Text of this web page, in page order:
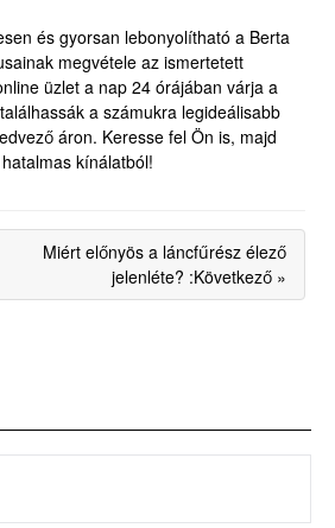
és gyorsan lebonyolítható a Berta
megvétele az ismertetett
üzlet a nap 24 órájában várja a
a számukra legideálisabb
áron. Keresse fel Ön is, majd
kínálatból!
Miért előnyös a láncfűrész élező
jelenléte? :Következő »